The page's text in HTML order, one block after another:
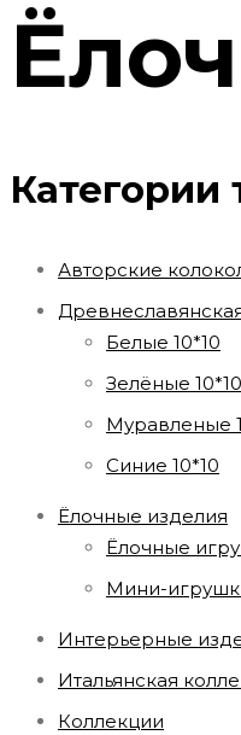
Категории
Авторские
Белые 10*10
Зелёные 10*10
Муравленые
Синие 10*10
Ёлочные изделия
Ёлочные
Мини-
Интерьерные
Итальянская
Коллекции